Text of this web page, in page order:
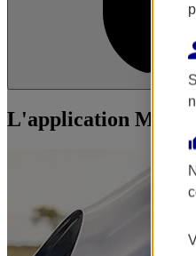
L'application Mon